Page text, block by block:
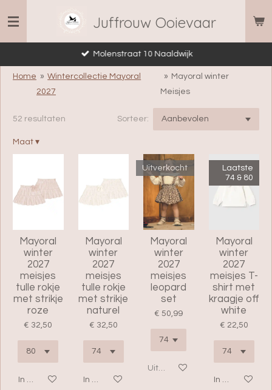
direct
naar
hoofdinhoud
Juffrouw Ooievaar
Molenstraat 10 Naaldwijk
Home » Wintercollectie Mayoral
2027
» Mayoral winter
Meisjes
52 resultaten Sorteer:
Maat ▾
Mayoral
winter
2027
meisjes
tulle rokje
met strikje
roze
€ 32,50
In winkelwagen
Mayoral
winter
2027
meisjes
tulle rokje
met strikje
naturel
€ 32,50
In winkelwagen
Uitverkocht
Mayoral
winter
2027
meisjes
leopard
set
€ 50,99
Uitverkocht
Laatste
74 & 80
Mayoral
winter
2027
meisjes T-
shirt met
kraagje off
white
€ 22,50
In